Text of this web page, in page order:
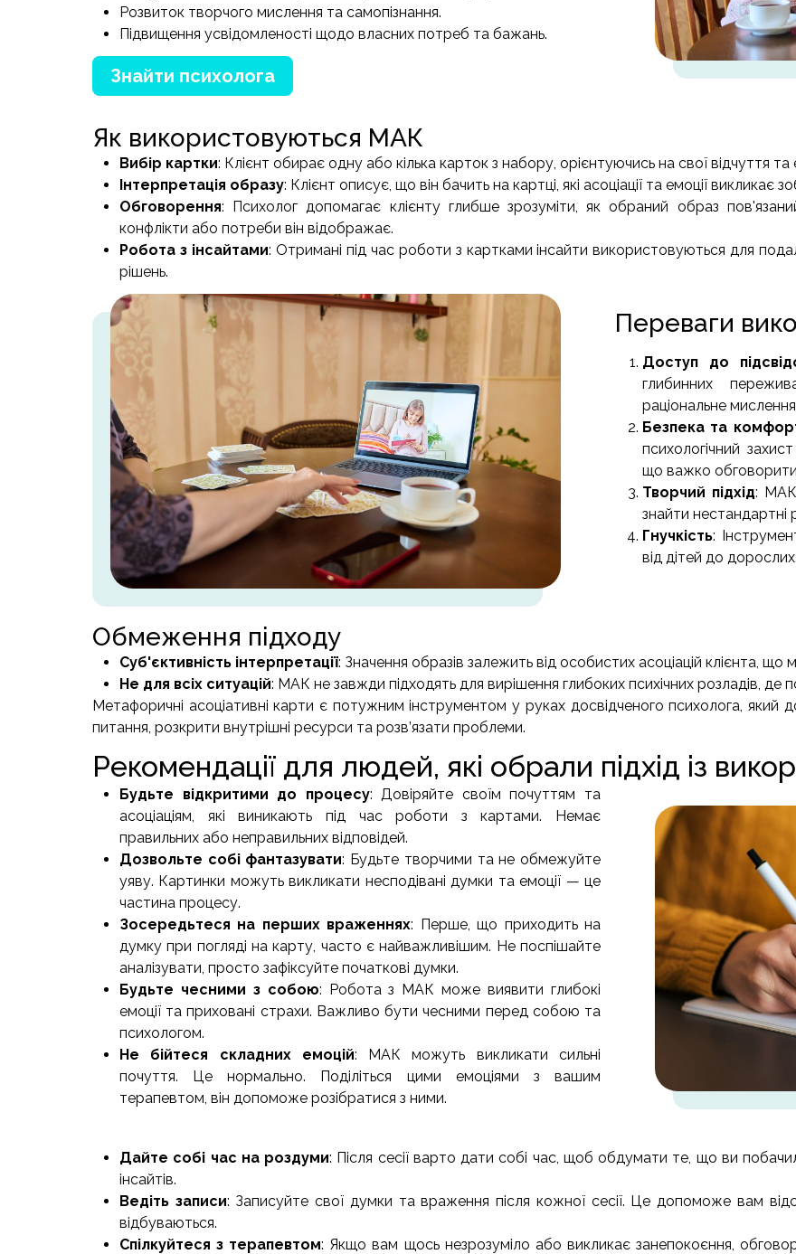
Розвиток творчого мислення та самопізнання.
Підвищення усвідомленості щодо власних потреб та бажань.
Знайти психолога
Як використовуються МАК
Вибір картки: Клієнт обирає одну або кілька карток з набору, орієнтуючись на свої відчуття та
Інтерпретація образу: Клієнт описує, що він бачить на картці, які асоціації та емоції викликає
Обговорення: Психолог допомагає клієнту глибше зрозуміти, як обраний образ
конфлікти або потреби він відображає.
Робота з інсайтами: Отримані під час роботи з картками інсайти використовуються для
рішень.
Переваги
Доступ до
глибинних
раціональне
Безпека та
психологічний
що важко
Творчий підхід: МАК
знайти нестандартні
Гнучкість:
від дітей до дорослих.
Обмеження підходу
Суб'єктивність інтерпретації: Значення образів залежить від особистих асоціацій клієнта,
Не для всіх ситуацій: МАК не завжди підходять для вирішення глибоких психічних розладів, де
Метафоричні асоціативні карти є потужним інструментом у руках досвідченого психолога, який
питання, розкрити внутрішні ресурси та розв’язати проблеми.
Рекомендації для людей, які обрали підхід із
Будьте відкритими до процесу: Довіряйте своїм почуттям та
асоціаціям, які виникають під час роботи з картами. Немає
правильних або неправильних відповідей.
Дозвольте собі фантазувати: Будьте творчими та не обмежуйте
уяву. Картинки можуть викликати несподівані думки та емоції — це
частина процесу.
Зосередьтеся на перших враженнях: Перше, що приходить на
думку при погляді на карту, часто є найважливішим. Не поспішайте
аналізувати, просто зафіксуйте початкові думки.
Будьте чесними з собою: Робота з МАК може виявити глибокі
емоції та приховані страхи. Важливо бути чесними перед собою та
психологом.
Не бійтеся складних емоцій: МАК можуть викликати сильні
почуття. Це нормально. Поділіться цими емоціями з вашим
терапевтом, він допоможе розібратися з ними.
Дайте собі час на роздуми: Після сесії варто дати собі час, щоб обдумати те, що ви
інсайтів.
Ведіть записи: Записуйте свої думки та враження після кожної сесії. Це допоможе вам
відбуваються.
Спілкуйтеся з терапевтом: Якщо вам щось незрозуміло або викликає занепокоєння,